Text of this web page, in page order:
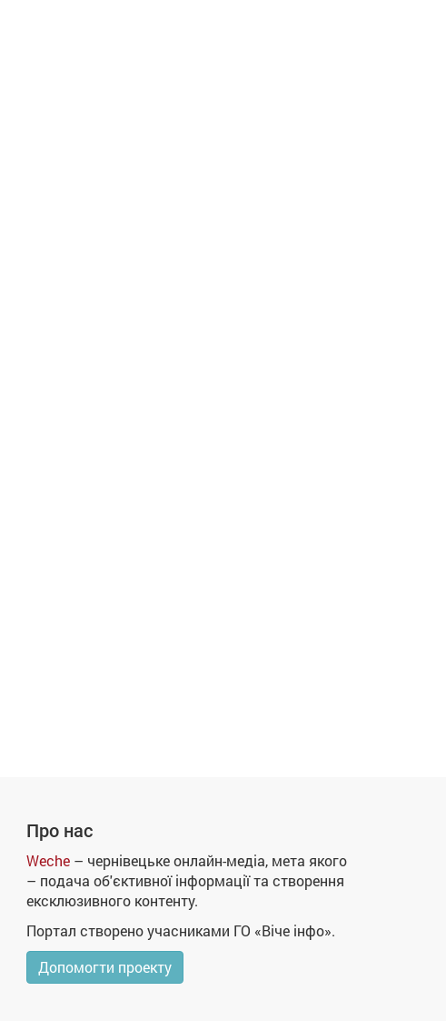
Про нас
Weche – чернівецьке онлайн-медіа, мета якого
– подача об'єктивної інформації та створення
ексклюзивного контенту.
Портал створено учасниками ГО «Віче інфо».
Допомогти проекту